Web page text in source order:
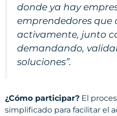
donde ya hay
emprendedores que
activamente, junto
demandando,
soluciones”.
¿Cómo participar? El
simplificado para facilitar el